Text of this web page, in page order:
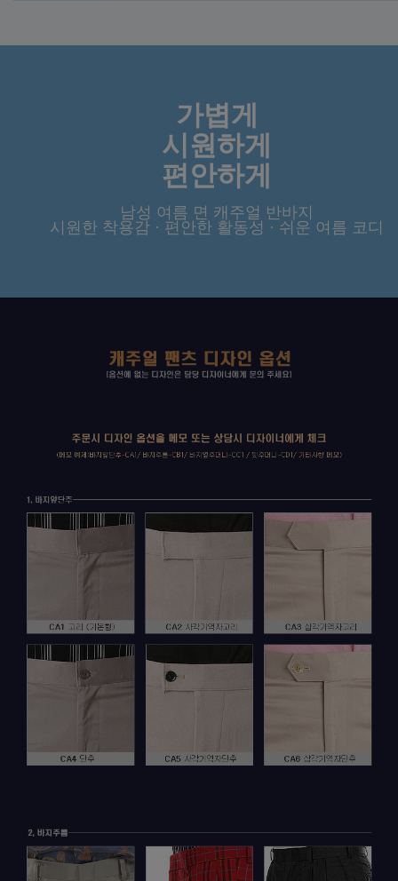
가볍게
시원하게
편안하게
남성 여름 면 캐주얼 반바지
시원한 착용감 · 편안한 활동성 · 쉬운 여름 코디